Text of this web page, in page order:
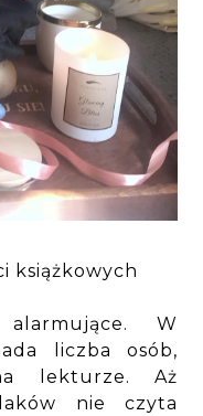
książkowych
alarmujące. W
liczba osób,
lekturze. Aż
nie czyta